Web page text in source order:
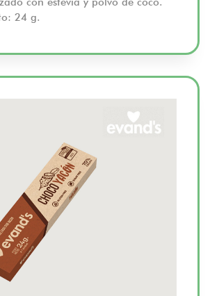
24 g.